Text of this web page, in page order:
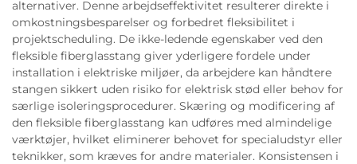
alternativer. Denne arbejdseffektivitet resulterer direkte i
omkostningsbesparelser og forbedret fleksibilitet i
projektscheduling. De ikke-ledende egenskaber ved den
fleksible fiberglasstang giver yderligere fordele under
installation i elektriske miljøer, da arbejdere kan håndtere
stangen sikkert uden risiko for elektrisk stød eller behov for
særlige isoleringsprocedurer. Skæring og modificering af
den fleksible fiberglasstang kan udføres med almindelige
værktøjer, hvilket eliminerer behovet for specialudstyr eller
teknikker, som kræves for andre materialer. Konsistensen i